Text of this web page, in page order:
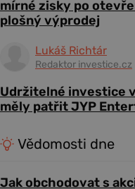
mírné zisky po
plošný výprodej
Lukáš Richtár
Redaktor investice.cz
Udržitelné investice
měly patřit JYP
Vědomosti dne
Jak obchodovat s